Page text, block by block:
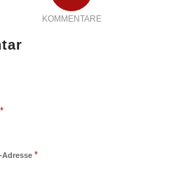
KOMMENTARE
*
Adresse*